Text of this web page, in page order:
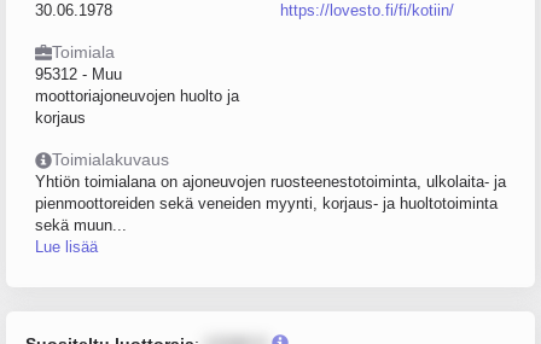
30.06.1978 https://lovesto.fi/fi/kotiin/
Toimiala
95312 - Muu
moottoriajoneuvojen huolto ja
korjaus
Toimialakuvaus
Yhtiön toimialana on ajoneuvojen ruosteenestotoiminta, ulkolaita- ja
pienmoottoreiden sekä veneiden myynti, korjaus- ja huoltotoiminta
sekä muun...
Lue lisää